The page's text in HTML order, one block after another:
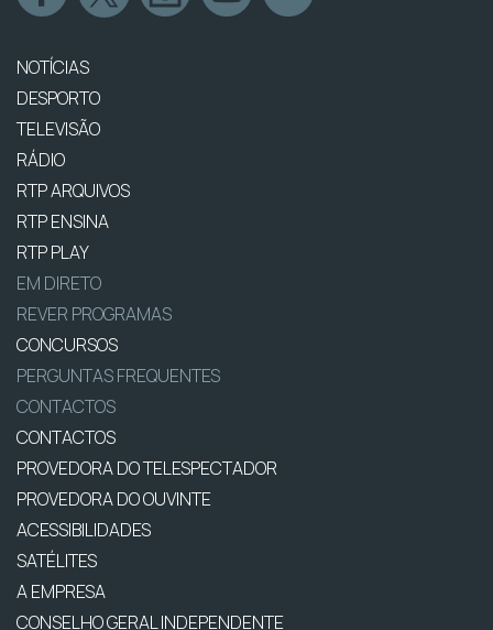
NOTÍCIAS
DESPORTO
TELEVISÃO
RÁDIO
RTP ARQUIVOS
RTP ENSINA
RTP PLAY
EM DIRETO
REVER PROGRAMAS
CONCURSOS
PERGUNTAS FREQUENTES
CONTACTOS
CONTACTOS
PROVEDORA DO TELESPECTADOR
PROVEDORA DO OUVINTE
ACESSIBILIDADES
SATÉLITES
A EMPRESA
CONSELHO GERAL INDEPENDENTE